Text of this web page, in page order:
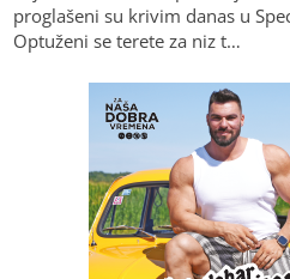
proglašeni su krivim danas u
Optuženi se terete za niz t…